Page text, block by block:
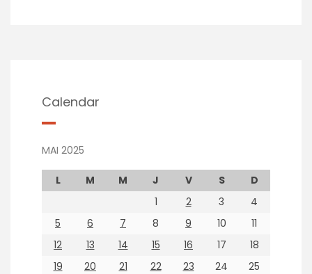
Calendar
MAI 2025
L M M J V S
D
1
2 3
4
5
6 7 8 9 10
11
12
13 14 15 16 17
18
19
20 21 22 23 24
25